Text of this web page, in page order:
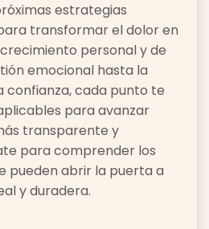
estrategias
transformar el dolor en
personal y de
emocional hasta la
confianza, cada punto te
para avanzar
transparente y
para comprender los
pueden abrir la puerta a
y duradera.